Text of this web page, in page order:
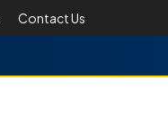
Contact Us